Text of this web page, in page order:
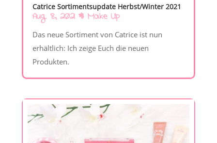
Catrice Sortimentsupdate Herbst/Winter 2021
Aug. 8, 2021| Make Up
Das neue Sortiment von Catrice ist nun
erhältlich: Ich zeige Euch die neuen
Produkten.